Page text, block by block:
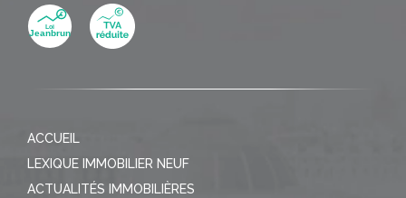
ACCUEIL
LEXIQUE IMMOBILIER NEUF
ACTUALITÉS IMMOBILIÈRES